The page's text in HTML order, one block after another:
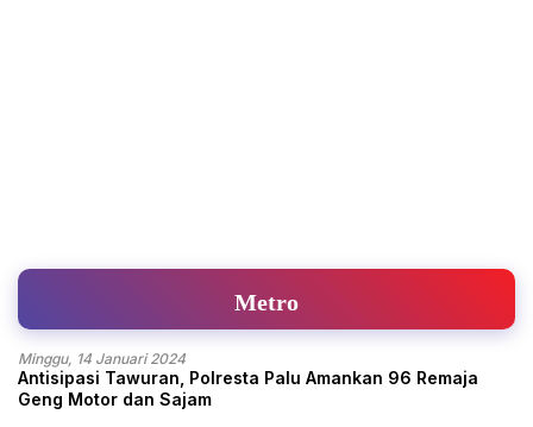
Metro
Minggu, 14 Januari 2024
Antisipasi Tawuran, Polresta Palu Amankan 96 Remaja
Geng Motor dan Sajam